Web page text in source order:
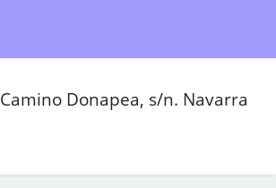
Camino Donapea, s/n. Navarra